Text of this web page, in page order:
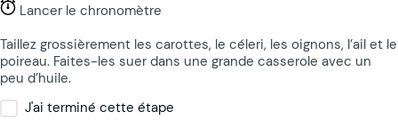
Lancer le chronomètre
Taillez grossièrement les carottes, le céleri, les oignons, l’ail et le
poireau. Faites-les suer dans une grande casserole avec un
peu d’huile.
J'ai terminé cette étape